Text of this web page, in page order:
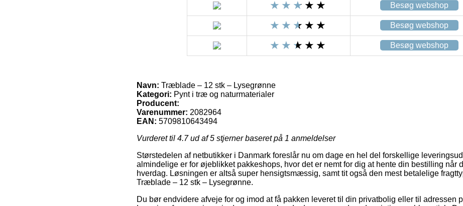
Besøg webshop
Besøg webshop
Besøg webshop
Navn: Træblade – 12 stk – Lysegrønne
Kategori: Pynt i træ og naturmaterialer
Producent:
Varenummer: 2082964
EAN: 5709810643494
Vurderet til 4.7ud af 5 stjerner baseret på 1 anmeldelser
Størstedelen af netbutikker i Danmark foreslår nu om dage en hel del forskellige
almindelige er for øjeblikket pakkeshops, hvor det er nemt for dig at hente din bestilling når
hverdag. Løsningen er altså super hensigtsmæssig, samt tit også den mest betalelige
Træblade – 12 stk – Lysegrønne.
Du bør endvidere afveje for og imod at få pakken leveret til din privatbolig eller til adressen